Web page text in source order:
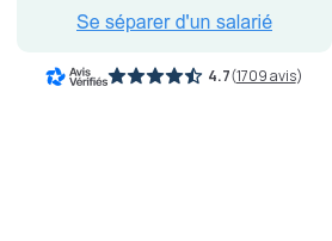
4.7(1709 avis)